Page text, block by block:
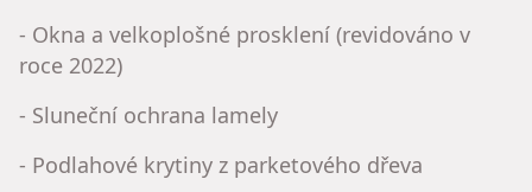
- Okna a velkoplošné prosklení (revidováno v
roce 2022)
- Sluneční ochrana lamely
- Podlahové krytiny z parketového dřeva